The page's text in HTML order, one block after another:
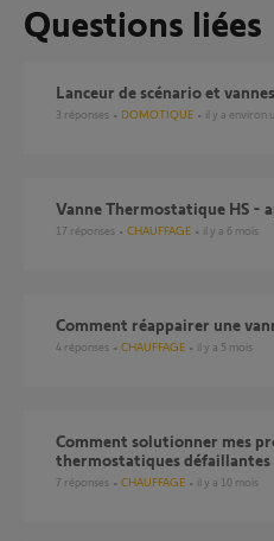
Questions liées
Lanceur de scénario et
3 réponses DOMOTIQUE il y a environ
Vanne Thermostatique HS -
17 réponses CHAUFFAGE il y a 6 mois
Comment réappairer une
4 réponses CHAUFFAGE il y a 5 mois
Comment solutionner mes problèmes de vannes
thermostatiques défaillantes
7 réponses CHAUFFAGE il y a 10 mois